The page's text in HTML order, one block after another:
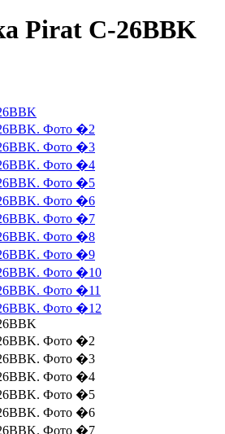
Pirat C-26BBK